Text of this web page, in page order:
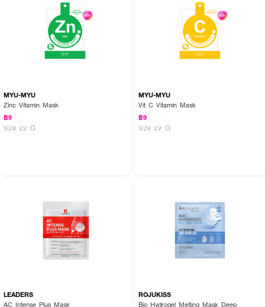
MYU-MYU
Zinc Vitamin Mask
฿9
size 22 G
MYU-MYU
Vit C Vitamin Mask
฿9
size 22 G
LEADERS
AC Intense Plus Mask
ROJUKISS
Bio Hydrogel Melting Mask Deep